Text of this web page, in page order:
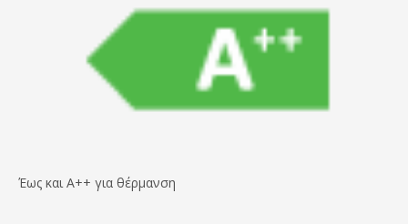
Έως και A++ για θέρμανση